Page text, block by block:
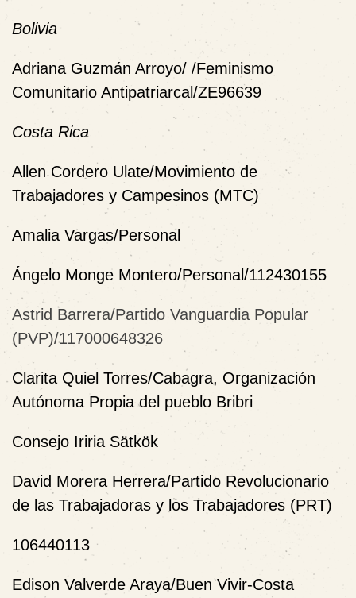
Bolivia
Adriana Guzmán Arroyo/ /Feminismo
Comunitario Antipatriarcal/ZE96639
Costa Rica
Allen Cordero Ulate/Movimiento de
Trabajadores y Campesinos (MTC)
Amalia Vargas/Personal
Ángelo Monge Montero/Personal/112430155
Astrid Barrera/Partido Vanguardia Popular
(PVP)/117000648326
Clarita Quiel Torres/Cabagra, Organización
Autónoma Propia del pueblo Bribri
Consejo Iriria Sätkök
David Morera Herrera/Partido Revolucionario
de las Trabajadoras y los Trabajadores (PRT)
106440113
Edison Valverde Araya/Buen Vivir-Costa